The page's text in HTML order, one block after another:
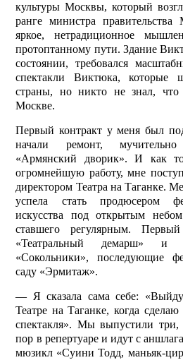
культуры Москвы, который
ранге министра
яркое, нетрадиционное
протоптанному пути. Здание
состоянии, требовался
спектакли Виктюка, которые
страны, но никто не знал, что
Москве.
Первый контракт у меня был
начали ремонт,
«Армянский дворик». И как
огромнейшую работу, мне
директором Театра на Таганке.
успела стать продюсером
искусства под открытым
ставшего регулярным.
«Театральный демарш» и
«Сокольники», последующие
саду «Эрмитаж».
— Я сказала сама себе:
Театре на Таганке, когда
спектакля». Мы выпустили
пор в репертуаре и идут с
мюзикл «Суини Тодд, маньяк-